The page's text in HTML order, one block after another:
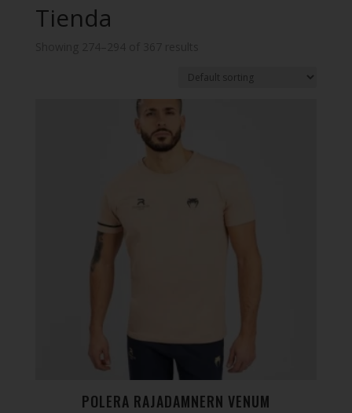
Tienda
POLERA RAJADAMNERN VENUM